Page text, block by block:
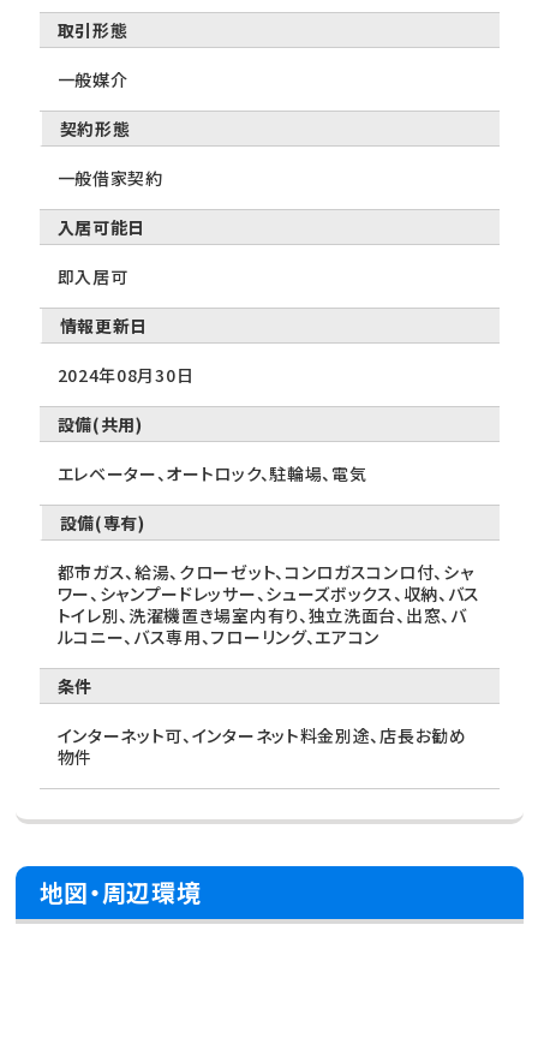
取引形態
一般媒介
契約形態
一般借家契約
入居可能日
即入居可
情報更新日
2024年08月30日
設備(共用)
エレベーター、オートロック、駐輪場、電気
設備(専有)
都市ガス、給湯、クローゼット、コンロガスコンロ付、シャ
ワー、シャンプードレッサー、シューズボックス、収納、バス
トイレ別、洗濯機置き場室内有り、独立洗面台、出窓、バ
ルコニー、バス専用、フローリング、エアコン
条件
インターネット可、インターネット料金別途、店長お勧め
物件
地図・周辺環境